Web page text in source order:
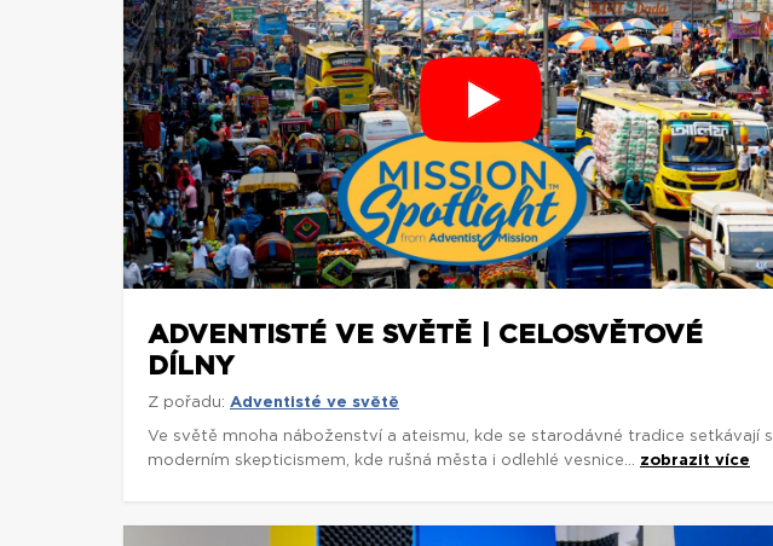
ADVENTISTÉ VE SVĚTĚ | CELOSVĚTOVÉ
DÍLNY
Z pořadu: Adventisté ve světě
Ve světě mnoha náboženství a ateismu, kde se starodávné tradice setkávají s
moderním skepticismem, kde rušná města i odlehlé vesnice... zobrazit více